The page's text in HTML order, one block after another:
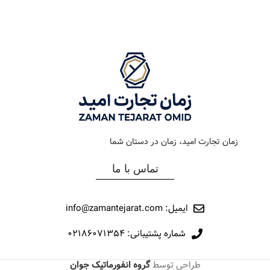
کلاسیک
رفرانس 010
جنس بند
نوع ساعت
رفرانس
برند
زمان تجارت امید، زمان در دستان شما
تماس با ما
ایمیل: info@zamantejarat.com
شماره پشتیبانی: ۰۲۱۸۶۰۷۱۳۵۴
طراحی توسطگروه انفورماتیک جوان